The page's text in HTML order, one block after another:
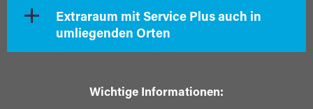
Extraraum mit Service Plus auch in
umliegenden Orten
Wichtige Informationen: